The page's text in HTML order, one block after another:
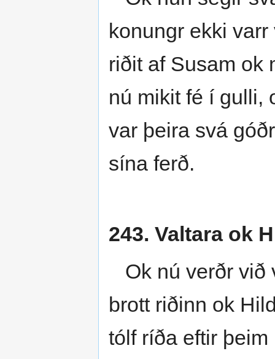
konungr ekki
riðit af Susam ok
nú mikit fé í gulli,
var þeira svá
sína ferð.
243. Valtara ok
Ok nú verðr við
brott riðinn ok
tólf ríða eftir